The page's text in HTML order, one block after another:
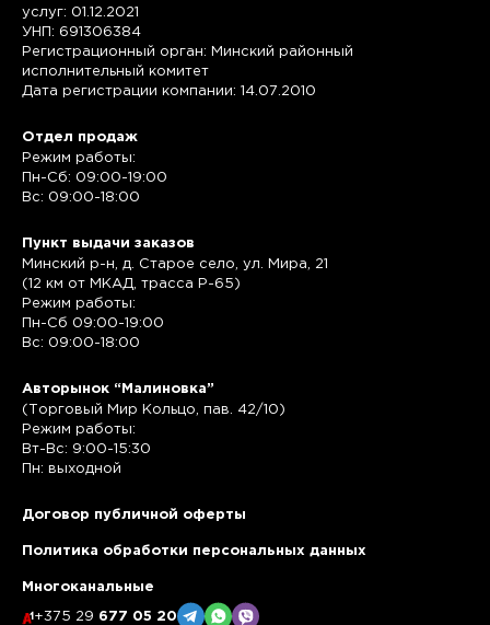
услуг: 01.12.2021
УНП: 691306384
Регистрационный орган: Минский районный
исполнительный комитет
Дата регистрации компании: 14.07.2010
Отдел продаж
Режим работы:
Пн-Сб: 09:00-19:00
Вс: 09:00-18:00
Пункт выдачи заказов
Минский р-н, д. Старое село, ул. Мира, 21
(12 км от МКАД, трасса P-65)
Режим работы:
Пн-Сб 09:00-19:00
Вс: 09:00-18:00
Авторынок “Малиновка”
(Торговый Мир Кольцо, пав. 42/10)
Режим работы:
Вт-Вс: 9:00-15:30
Пн: выходной
Договор публичной оферты
Политика обработки персональных данных
Многоканальные
+375 29 677 05 20